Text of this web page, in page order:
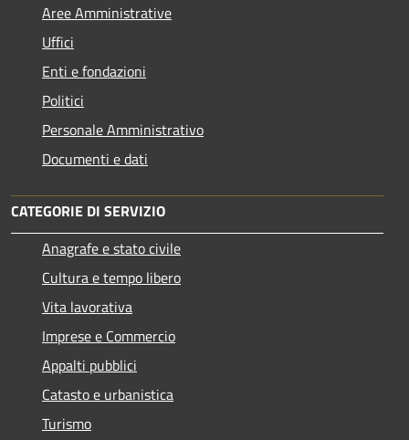
Aree Amministrative
Uffici
Enti e fondazioni
Politici
Personale Amministrativo
Documenti e dati
CATEGORIE DI SERVIZIO
Anagrafe e stato civile
Cultura e tempo libero
Vita lavorativa
Imprese e Commercio
Appalti pubblici
Catasto e urbanistica
Turismo